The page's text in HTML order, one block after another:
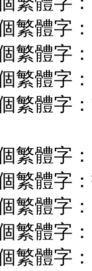
繁體字
繁體字
繁體字
繁體字
繁體字
繁體字
繁體字
繁體字
繁體字